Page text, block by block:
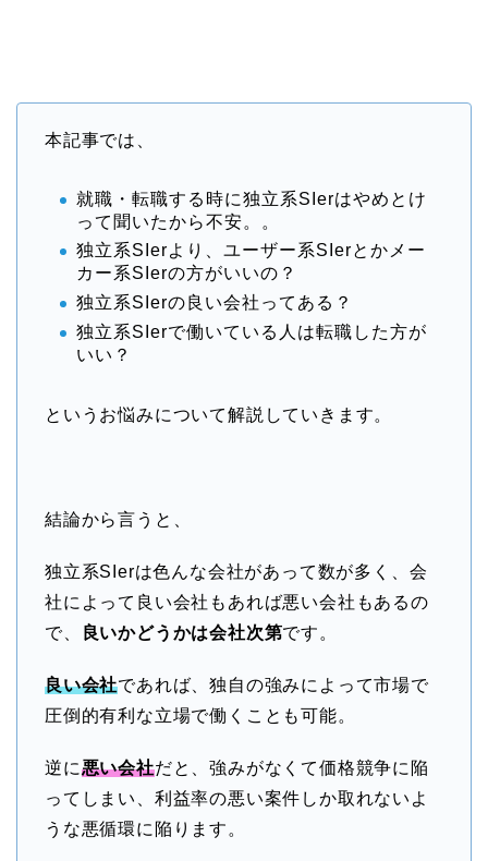
本記事では、
就職・転職する時に独立系SIerはやめとけ
って聞いたから不安。。
独立系SIerより、ユーザー系SIerとかメー
カー系SIerの方がいいの？
独立系SIerの良い会社ってある？
独立系SIerで働いている人は転職した方が
いい？
というお悩みについて解説していきます。
結論から言うと、
独立系SIerは色んな会社があって数が多く、会
社によって良い会社もあれば悪い会社もあるの
で、
良いかどうかは会社次第です。
良い会社であれば、独自の強みによって市場で
圧倒的有利な立場で働くことも可能。
逆に悪い会社だと、強みがなくて価格競争に陥
ってしまい、利益率の悪い案件しか取れないよ
うな悪循環に陥ります。